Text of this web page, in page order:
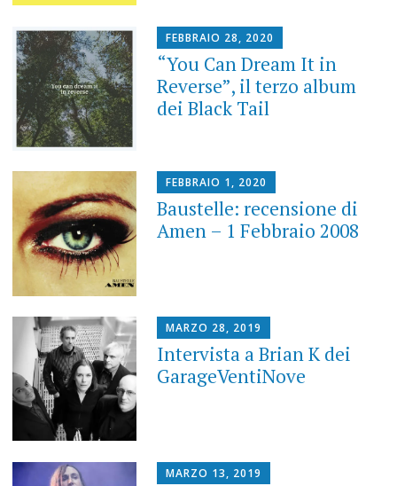
FEBBRAIO 28, 2020
“You Can Dream It in
Reverse”, il terzo album
dei Black Tail
FEBBRAIO 1, 2020
Baustelle: recensione di
Amen – 1 Febbraio 2008
MARZO 28, 2019
Intervista a Brian K dei
GarageVentiNove
MARZO 13, 2019